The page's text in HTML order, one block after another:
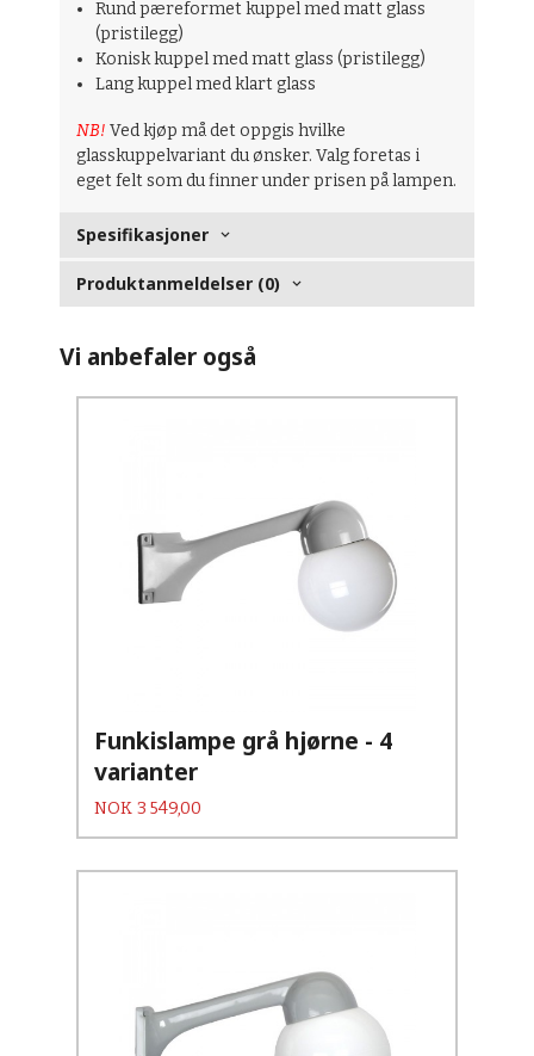
Rund pæreformet kuppel med matt glass
(pristilegg)
Konisk kuppel med matt glass (pristilegg)
Lang kuppel med klart glass
NB! Ved kjøp må det oppgis hvilke
glasskuppelvariant du ønsker. Valg foretas i
eget felt som du finner under prisen på lampen.
Spesifikasjoner
Produktanmeldelser (0)
Vi anbefaler også
Funkislampe grå hjørne - 4
varianter
Pris
NOK 3 549,00